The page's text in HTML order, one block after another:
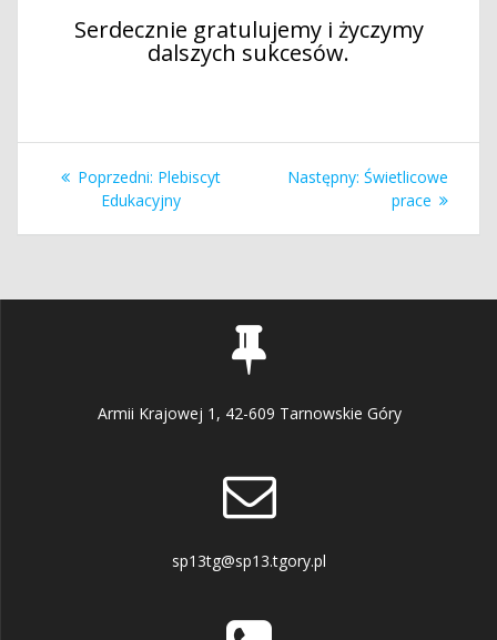
Serdecznie gratulujemy i życzymy
dalszych sukcesów.
Nawigacja
wpisu
Poprzedni: Poprzedni
wpis:
Plebiscyt
Edukacyjny
Następny: Następny
wpis:
Świetlicowe
prace
Armii Krajowej 1, 42-609 Tarnowskie Góry
sp13tg@sp13.tgory.pl